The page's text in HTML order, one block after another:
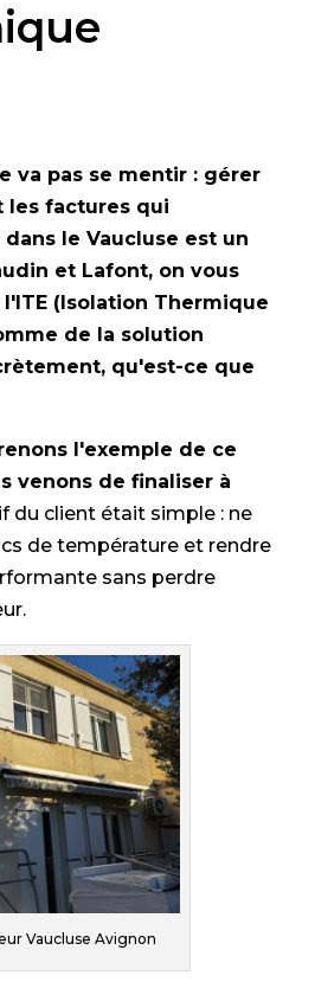
va pas se mentir : gérer
les factures qui
le Vaucluse est un
et Lafont, on vous
(Isolation Thermique
de la solution
qu'est-ce que
l'exemple de ce
venons de finaliser à
du client était simple : ne
de température et rendre
sans perdre
Vaucluse Avignon